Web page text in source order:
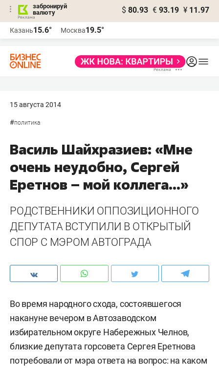
забронируй
валюту
$ 80.93 € 93.19 ¥ 11.97
Казань15.6° Москва19.5°
15 августа 2014
#политика
Василь Шайхразиев: «Мне
очень неудобно, Сергей
Еретнов – мой коллега...»
РОДСТВЕННИКИ ОППОЗИЦИОННОГО
ДЕПУТАТА ВСТУПИЛИ В ОТКРЫТЫЙ
СПОР С МЭРОМ АВТОГРАДА
Во время народного схода, состоявшегося
накануне вечером в Автозаводском
избирательном округе Набережных Челнов,
близкие депутата горсовета Сергея Еретнова
потребовали от мэра ответа на вопрос: на каком